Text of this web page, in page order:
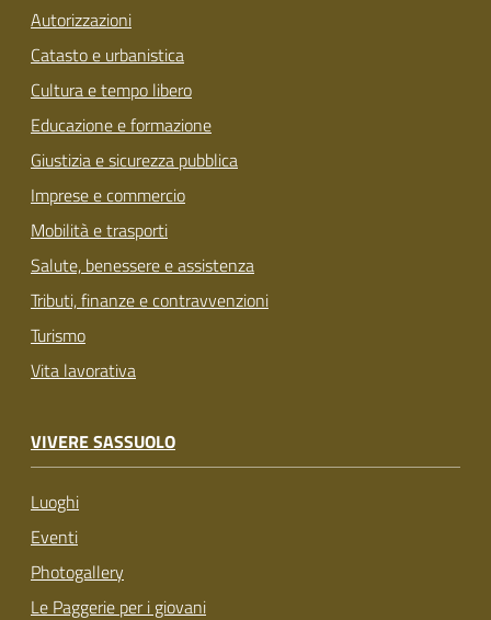
Autorizzazioni
Catasto e urbanistica
Cultura e tempo libero
Educazione e formazione
Giustizia e sicurezza pubblica
Imprese e commercio
Mobilità e trasporti
Salute, benessere e assistenza
Tributi, finanze e contravvenzioni
Turismo
Vita lavorativa
VIVERE SASSUOLO
Luoghi
Eventi
Photogallery
Le Paggerie per i giovani